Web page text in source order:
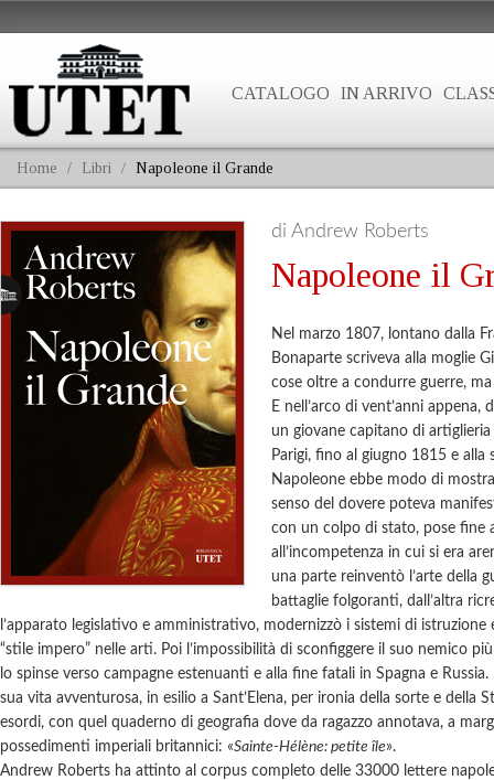
CATALOGO IN ARRIVO
Home / Libri / Napoleone il Grande
di Andrew Roberts
Napoleone il
Nel marzo 1807, lontano dalla
Bonaparte scriveva alla moglie
cose oltre a condurre guerre,
E nell’arco di vent’anni appena,
un giovane capitano di
Parigi, fino al giugno 1815 e
Napoleone ebbe modo di
senso del dovere poteva
con un colpo di stato, pose fine
all’incompetenza in cui si era
una parte reinventò l’arte della
battaglie folgoranti, dall’altra
l’apparato legislativo e amministrativo, modernizzò i sistemi di
“stile impero” nelle arti. Poi l’impossibilità di sconfiggere il suo nemico
lo spinse verso campagne estenuanti e alla fine fatali in Spagna e Russia.
sua vita avventurosa, in esilio a Sant’Elena, per ironia della sorte e della
esordi, con quel quaderno di geografia dove da ragazzo annotava, a
possedimenti imperiali britannici: «Sainte-Hélène: petite île».
Andrew Roberts ha attinto al corpus completo delle 33000 lettere